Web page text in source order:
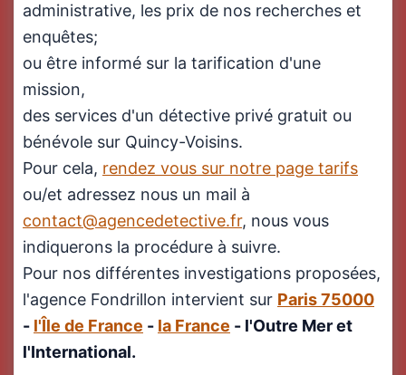
administrative, les prix de nos recherches et
enquêtes;
ou être informé sur la tarification d'une
mission,
des services d'un détective privé gratuit ou
bénévole sur Quincy-Voisins.
Pour cela, rendez vous sur notre page tarifs
ou/et adressez nous un mail à
contact@agencedetective.fr, nous vous
indiquerons la procédure à suivre.
Pour nos différentes investigations proposées,
l'agence Fondrillon intervient sur Paris 75000
- l'Île de France - la France - l'Outre Mer et
l'International.